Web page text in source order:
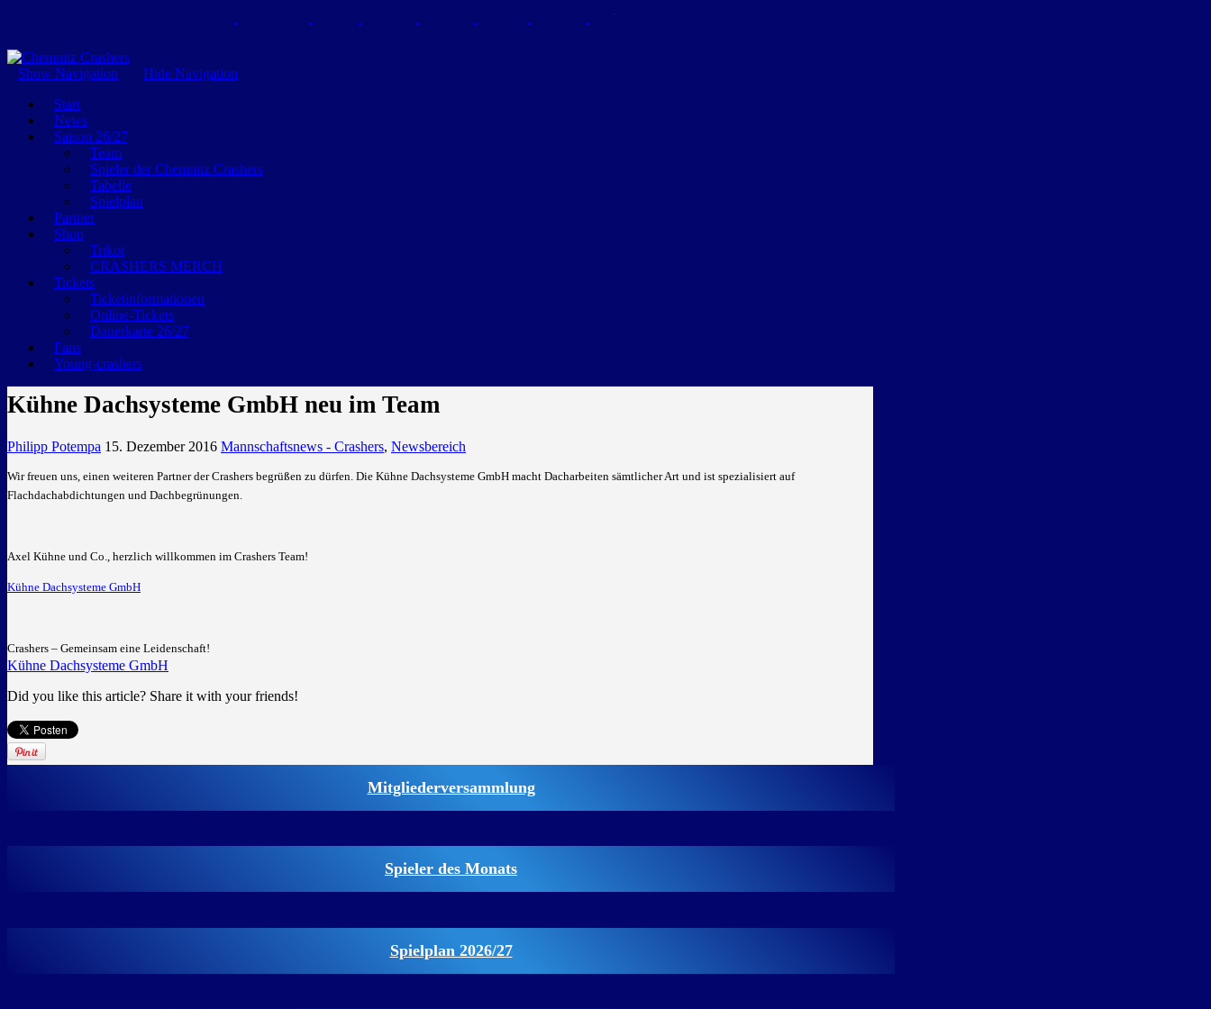
GEMEINSAM EINE LEIDENSCHAFT
Show Navigation
Hide Navigation
Start
News
Saison 26/27
Team
Spieler der Chemnitz Crashers
Tabelle
Spielplan
Partner
Shop
Trikot
CRASHERS MERCH
Tickets
Ticketinformationen
Online-Tickets
Dauerkarte 26/27
Fans
Young-crashers
Kühne Dachsysteme GmbH neu im Team
Philipp Potempa 15. Dezember 2016 Mannschaftsnews - Crashers, Newsbereich
Wir freuen uns, einen weiteren Partner der Crashers begrüßen zu dürfen. Die Kühne Dachsysteme GmbH macht Dacharbeiten sämtlicher Art und ist spezialisiert auf
Flachdachabdichtungen und Dachbegrünungen.
Axel Kühne und Co., herzlich willkommen im Crashers Team!
Kühne Dachsysteme GmbH
Crashers – Gemeinsam eine Leidenschaft!
Kühne Dachsysteme GmbH
Did you like this article? Share it with your friends!
Mitgliederversammlung
Spieler des Monats
Spielplan 2026/27